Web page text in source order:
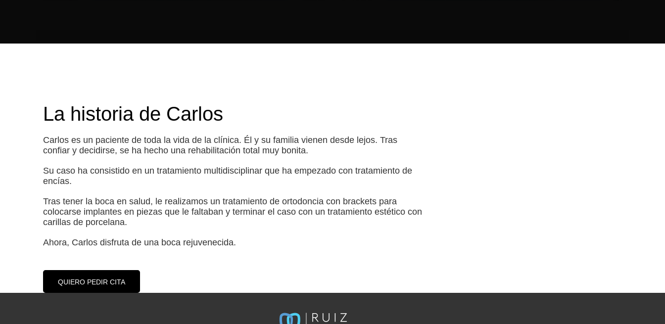
La historia de Carlos
Carlos es un paciente de toda la vida de la clínica. Él y su familia vienen desde lejos. Tras
confiar y decidirse, se ha hecho una rehabilitación total muy bonita.
Su caso ha consistido en un tratamiento multidisciplinar que ha empezado con tratamiento de
encías.
Tras tener la boca en salud, le realizamos un tratamiento de ortodoncia con brackets para
colocarse implantes en piezas que le faltaban y terminar el caso con un tratamiento estético con
carillas de porcelana.
Ahora, Carlos disfruta de una boca rejuvenecida.
QUIERO PEDIR CITA